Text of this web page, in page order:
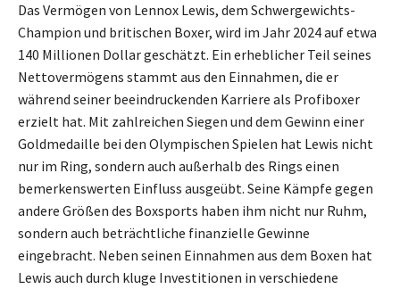
Das Vermögen von Lennox Lewis, dem Schwergewichts-
Champion und britischen Boxer, wird im Jahr 2024 auf etwa
140 Millionen Dollar geschätzt. Ein erheblicher Teil seines
Nettovermögens stammt aus den Einnahmen, die er
während seiner beeindruckenden Karriere als Profiboxer
erzielt hat. Mit zahlreichen Siegen und dem Gewinn einer
Goldmedaille bei den Olympischen Spielen hat Lewis nicht
nur im Ring, sondern auch außerhalb des Rings einen
bemerkenswerten Einfluss ausgeübt. Seine Kämpfe gegen
andere Größen des Boxsports haben ihm nicht nur Ruhm,
sondern auch beträchtliche finanzielle Gewinne
eingebracht. Neben seinen Einnahmen aus dem Boxen hat
Lewis auch durch kluge Investitionen in verschiedene